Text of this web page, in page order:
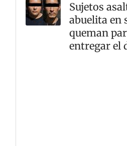
Sujetos
abuelita en
queman
entregar el